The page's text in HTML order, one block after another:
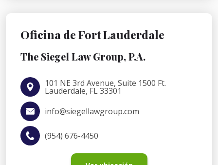
Oficina de Fort Lauderdale
The Siegel Law Group, P.A.
101 NE 3rd Avenue, Suite 1500 Ft.
Lauderdale, FL 33301
info@siegellawgroup.com
(954) 676-4450